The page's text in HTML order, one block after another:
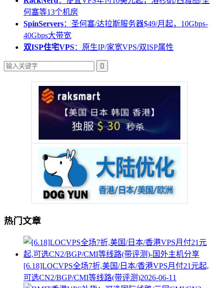
何塞等13个机房
SpinServers：圣何塞/达拉斯服务器$49/月起，10Gbps-
40Gbps大带宽
双ISP住宅VPS：原生IP/家宽VPS/双ISP属性

热门文章
[6.18]LOCVPS全场7折,美国/日本/香港VPS月付21元起,
可选CN2/BGP/CMI等线路(带评测)2026-06-11